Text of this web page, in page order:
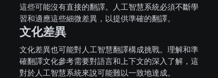
這些可能沒有直接的翻譯。人工智慧系統必須不斷學
習和適應這些細微差異，以提供準確的翻譯。
文化差異
文化差異也可能對人工智慧翻譯構成挑戰。理解和準
確翻譯文化參考需要對語言和上下文的深入了解，這
對於人工智慧系統來說可能難以一致地達成。